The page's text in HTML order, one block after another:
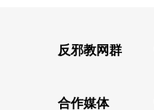
反邪教网群
合作媒体